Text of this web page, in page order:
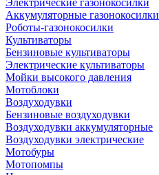
Электрические газонокосилки
Аккумуляторные газонокосилки
Роботы-газонокосилки
Культиваторы
Бензиновые культиваторы
Электрические культиваторы
Мойки высокого давления
Мотоблоки
Воздуходувки
Бензиновые воздуходувки
Воздуходувки аккумуляторные
Воздуходувки электрические
Мотобуры
Мотопомпы